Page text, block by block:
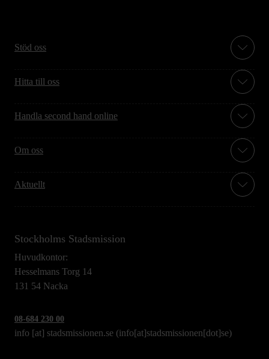
Stöd oss
Hitta till oss
Handla second hand online
Om oss
Aktuellt
Stockholms Stadsmission
Huvudkontor:
Hesselmans Torg 14
131 54 Nacka
08-684 230 00
info [at] stadsmissionen.se (info[at]stadsmissionen[dot]se)